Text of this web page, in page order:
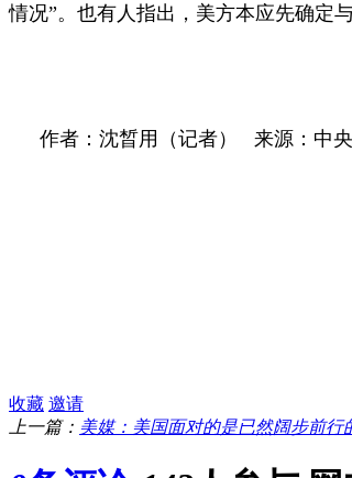
情况”。也有人指出，美方本应先确定
作者：沈晳用（记者） 来源：中央
收藏 邀请
上一篇： 美媒：美国面对的是已然阔步前行